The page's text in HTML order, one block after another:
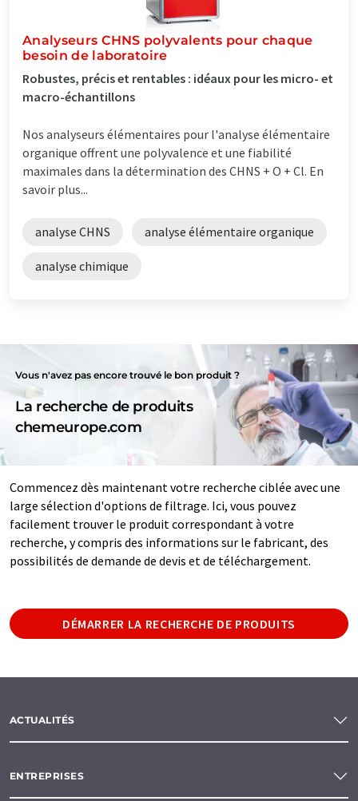
Analyseurs CHNS polyvalents pour chaque
besoin de laboratoire
Robustes, précis et rentables : idéaux pour les micro- et
macro-échantillons
Nos analyseurs élémentaires pour l'analyse élémentaire
organique offrent une polyvalence et une fiabilité
maximales dans la détermination des CHNS + O + Cl. En
savoir plus...
analyse CHNS analyse élémentaire organique
analyse chimique
Vous n'avez pas encore trouvé le bon produit ?
La recherche de produits
chemeurope.com
Commencez dès maintenant votre recherche ciblée avec une
large sélection d'options de filtrage. Ici, vous pouvez
facilement trouver le produit correspondant à votre
recherche, y compris des informations sur le fabricant, des
possibilités de demande de devis et de téléchargement.
DÉMARRER LA RECHERCHE DE PRODUITS
ACTUALITÉS
ENTREPRISES